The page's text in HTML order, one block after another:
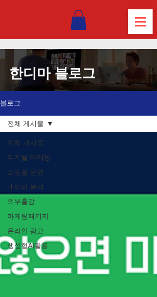
한디마 블로그
블로그
전체 게시물
디지털 마케팅
쇼핑몰 운영
데이터 분석
외부출강
마케팅패키지
온라인 광고
생성형AI활용
전체 게시물